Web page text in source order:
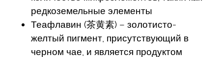
редкоземельные элементы
Теафлавин (茶黄素) – золотисто-
желтый пигмент, присутствующий в
черном чае, и является продуктом